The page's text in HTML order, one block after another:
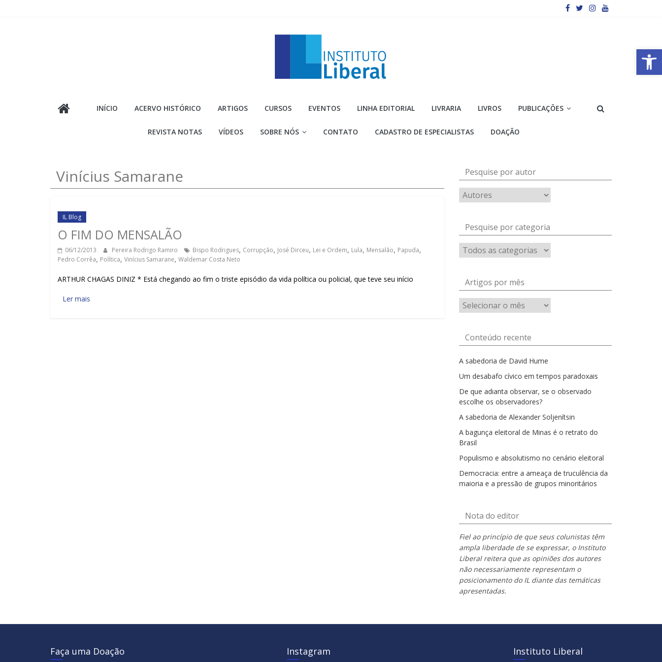
Barra de Ferramentas Aberta
Liberal
mais
INÍCIO ACERVO HISTÓRICO ARTIGOS CURSOS EVENTOS LINHA EDITORIAL LIVRARIA LIVROS PUBLICAÇÕES
REVISTA NOTAS VÍDEOS SOBRE NÓS CONTATO CADASTRO DE ESPECIALISTAS DOAÇÃO
Vinícius Samarane
IL Blog
O FIM DO MENSALÃO
06/12/2013 Pereira Rodrigo Ramiro Bispo Rodrigues, Corrupção, José Dirceu, Lei e Ordem, Lula, Mensalão, Papuda,
Pedro Corrêa, Política, Vinícius Samarane, Waldemar Costa Neto
ARTHUR CHAGAS DINIZ * Está chegando ao fim o triste episódio da vida política ou policial, que teve seu início
Ler mais
Pesquise por autor
Pesquise por categoria
Artigos por mês
Artigos
por
Conteúdo recente
A sabedoria de David Hume
Um desabafo cívico em tempos paradoxais
De que adianta observar, se o observado
escolhe os observadores?
A sabedoria de Alexander Soljenítsin
A bagunça eleitoral de Minas é o retrato do
Brasil
Populismo e absolutismo no cenário eleitoral
Democracia: entre a ameaça de truculência da
maioria e a pressão de grupos minoritários
Nota do editor
Fiel ao princípio de que seus colunistas têm
ampla liberdade de se expressar, o Instituto
Liberal reitera que as opiniões dos autores
não necessariamente representam o
posicionamento do IL diante das temáticas
apresentadas.
Faça uma Doação Instagram Instituto Liberal